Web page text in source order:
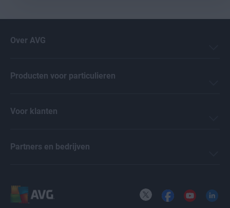
Over AVG
Producten voor particulieren
Voor klanten
Partners en bedrijven